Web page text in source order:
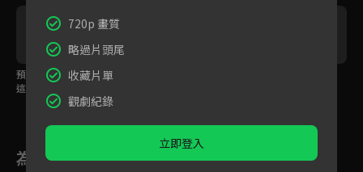
預告：任誰也無法阻止
這個慾望
為您推薦
720p 畫質
略過片頭尾
收藏片單
觀劇紀錄
立即登入